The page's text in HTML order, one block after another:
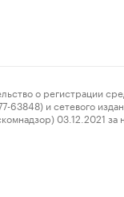
о регистрации
и сетевого
03.12.2021